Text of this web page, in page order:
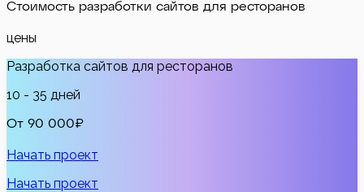
Стоимость разработки сайтов для ресторанов
цены
Разработка сайтов для ресторанов
10 - 35 дней
От 90 000₽
Начать проект
Начать проект